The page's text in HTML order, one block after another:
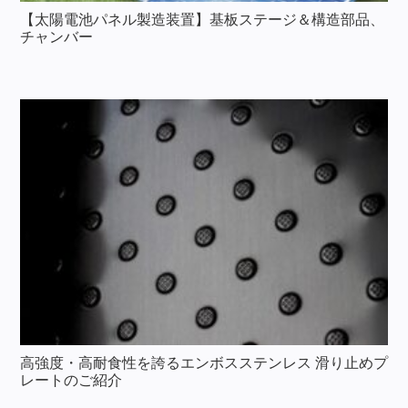
【太陽電池パネル製造装置】基板ステージ＆構造部品、
チャンバー
高強度・高耐食性を誇るエンボスステンレス 滑り止めプ
レートのご紹介